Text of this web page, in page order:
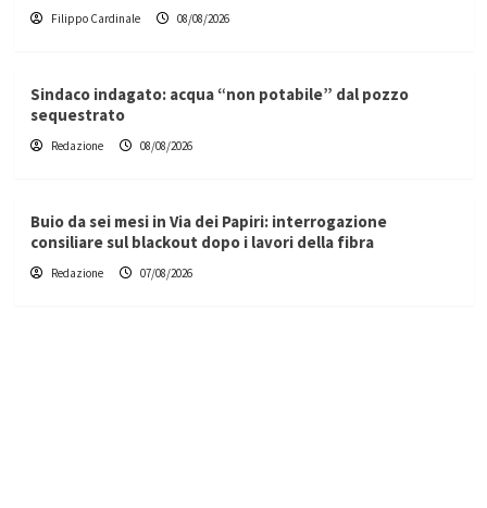
Filippo Cardinale 08/08/2026
Sindaco indagato: acqua “non potabile” dal pozzo
sequestrato
Redazione 08/08/2026
Buio da sei mesi in Via dei Papiri: interrogazione
consiliare sul blackout dopo i lavori della fibra
Redazione 07/08/2026